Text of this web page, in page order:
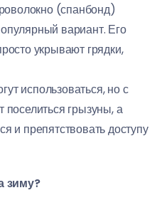
(спанбонд)
вариант. Его
укрывают грядки,
использоваться, но с
поселиться грызуны, а
и препятствовать доступу
зиму?